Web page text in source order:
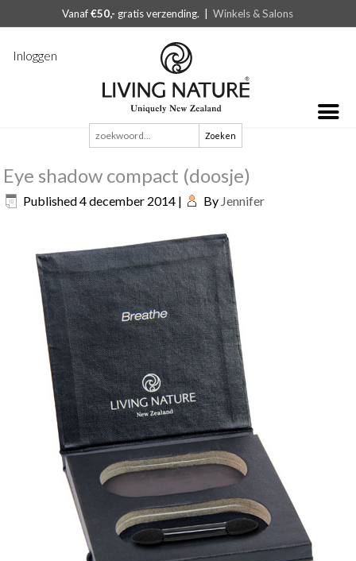
Vanaf€50,- gratis verzending. |Winkels & Salons
Inloggen
Zoeken
naar:
Eye shadow compact (doosje)
Published4 december 2014 | By Jennifer